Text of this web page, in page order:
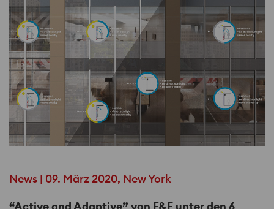
News | 09. März 2020, New York
“Active and Adaptive” von F&E unter den 6